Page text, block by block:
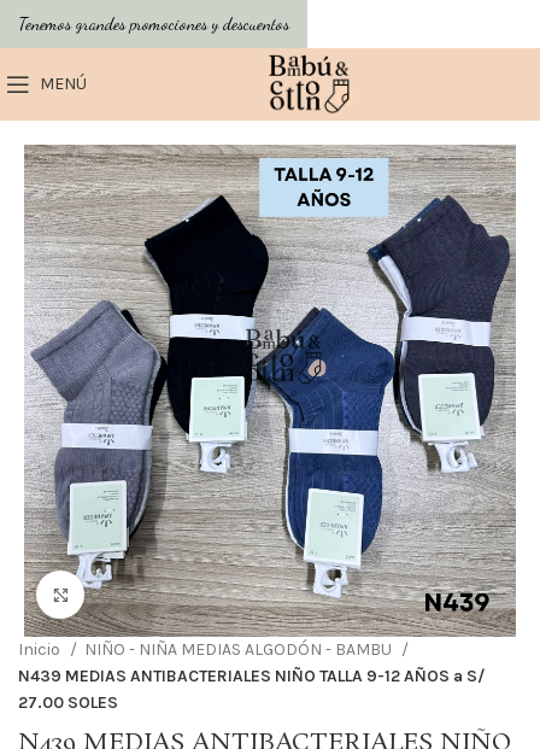
MENÚ
Haga Click para agrandar
Inicio
NIÑO - NIÑA MEDIAS ALGODÓN - BAMBU
N439 MEDIAS ANTIBACTERIALES NIÑO TALLA 9-12 AÑOS a S/
27.00 SOLES
Tenemos grandes promociones y descuentos